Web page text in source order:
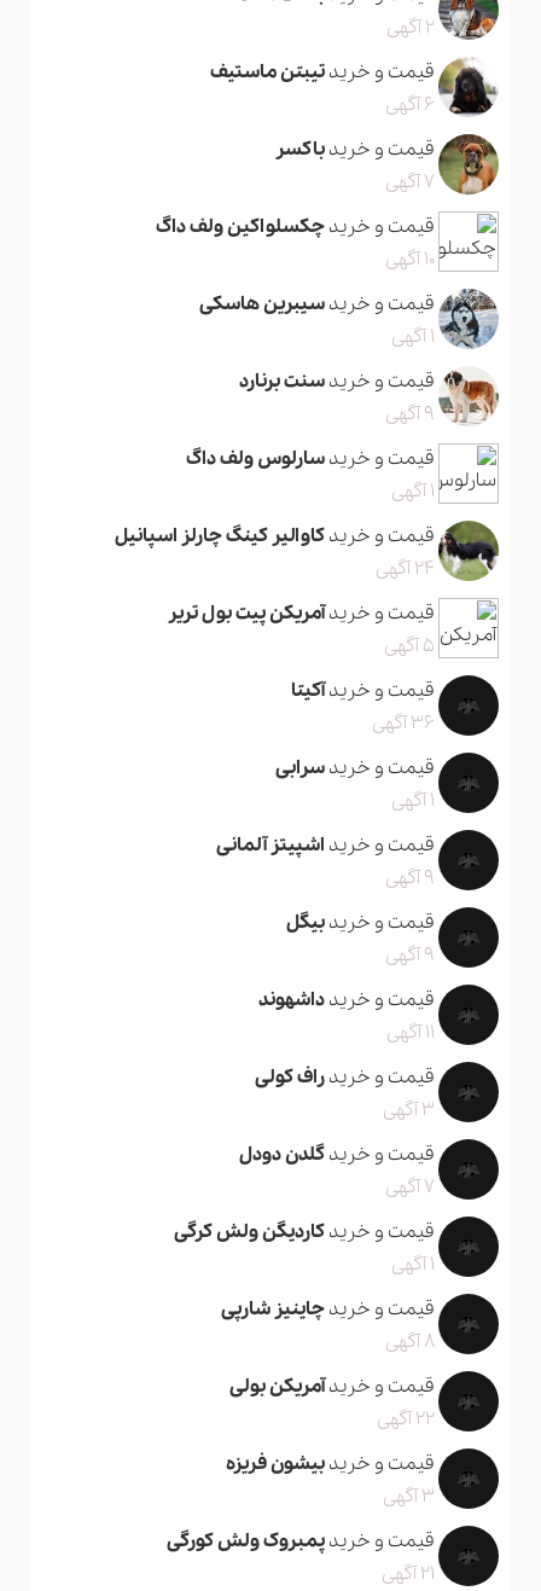
2 آگهی
قیمت و خریدتیبتن ماستیف
6 آگهی
قیمت و خریدباکسر
7 آگهی
قیمت و خریدچکسلواکین ولف داگ
10 آگهی
قیمت و خریدسیبرین هاسکی
1 آگهی
قیمت و خریدسنت برنارد
9 آگهی
قیمت و خریدسارلوس ولف داگ
1 آگهی
قیمت و خریدکاوالیر کینگ چارلز اسپانیل
24 آگهی
قیمت و خریدآمریکن پیت بول تریر
5 آگهی
قیمت و خریدآکیتا
36 آگهی
قیمت و خریدسرابی
1 آگهی
قیمت و خرید اشپیتز آلمانی
9 آگهی
قیمت و خریدبیگل
9 آگهی
قیمت و خریدداشهوند
11 آگهی
قیمت و خریدراف کولی
3 آگهی
قیمت و خریدگلدن دودل
7 آگهی
قیمت و خریدکاردیگن ولش کرگی
1 آگهی
قیمت و خریدچاینیز شارپی
8 آگهی
قیمت و خریدآمریکن بولی
22 آگهی
قیمت و خریدبیشون فریزه
3 آگهی
قیمت و خریدپمبروک ولش کورگی
21 آگهی